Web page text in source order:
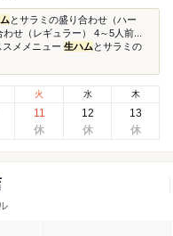
とサラミの盛り合わせ（ハー
せ（レギュラー） 4～5人前...
メメニュー 生ハム とサラミの
火
11
水
12
木
13